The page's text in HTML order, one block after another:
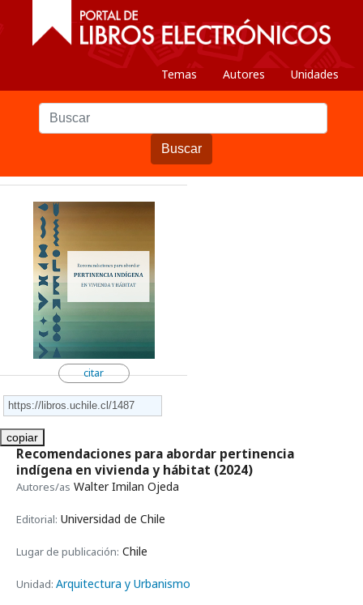
Temas Autores Unidades
Buscar
citar
copiar
Recomendaciones para abordar pertinencia
indígena en vivienda y hábitat (2024)
Autores/as Walter Imilan Ojeda
Editorial: Universidad de Chile
Lugar de publicación: Chile
Unidad: Arquitectura y Urbanismo